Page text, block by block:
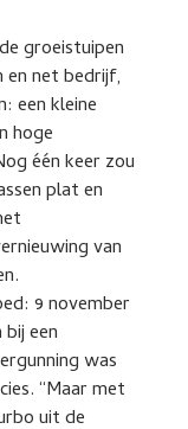
groeistuipen
en net bedrijf,
een kleine
hoge
één keer zou
plat en
van
9 november
een
was
“Maar met
uit de